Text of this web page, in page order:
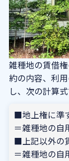
雑種地の賃借
約の内容、利
し、次の計算
■地上権に準
＝雑種地の
■上記以外の
＝雑種地の